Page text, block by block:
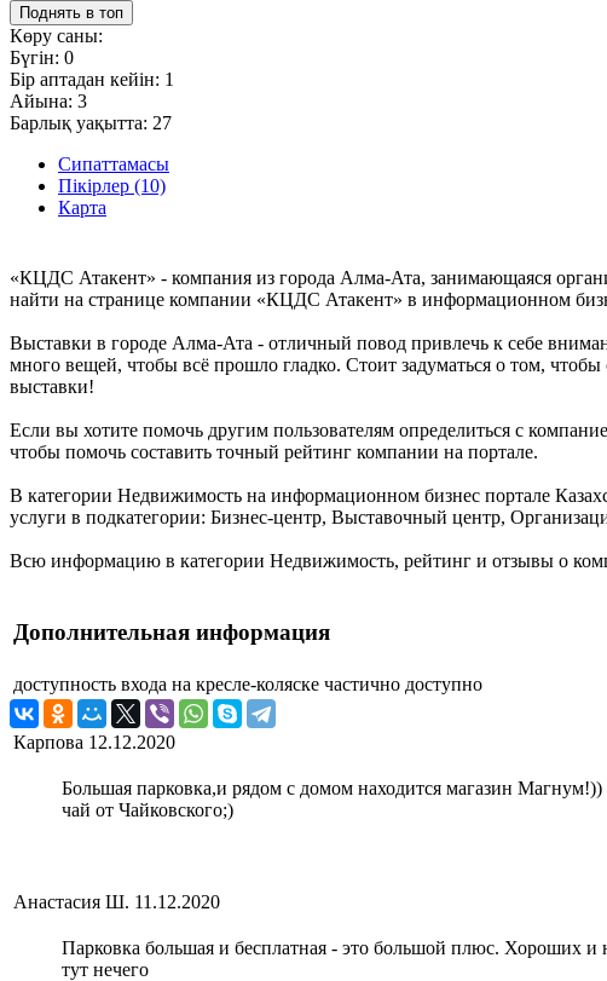
Поднять в топ
Көру саны:
Бүгін: 0
Бір аптадан кейін: 1
Айына: 3
Барлық уақытта: 27
Сипаттамасы
Пікірлер (10)
Карта
«КЦДС Атакент» - компания из города Алма-Ата, занимающаяся
найти на странице компании «КЦДС Атакент» в информационном
Выставки в городе Алма-Ата - отличный повод привлечь к себе
много вещей, чтобы всё прошло гладко. Стоит задуматься о том,
выставки!
Если вы хотите помочь другим пользователям определиться с
чтобы помочь составить точный рейтинг компании на портале.
В категории Недвижимость на информационном бизнес портале
услуги в подкатегории: Бизнес-центр, Выставочный центр,
Всю информацию в категории Недвижимость, рейтинг и отзывы о
Дополнительная информация
доступность входа на кресле-коляске частично доступно
Карпова 12.12.2020
Большая парковка,и рядом с домом находится магазин
чай от Чайковского;)
Анастасия Ш. 11.12.2020
Парковка большая и бесплатная - это большой плюс. Хороших и
тут нечего